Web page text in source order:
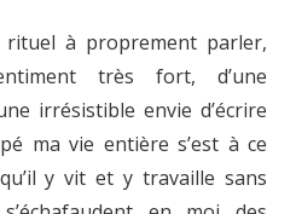
rituel à proprement parler,
très fort, d’une
irrésistible envie d’écrire
ma vie entière s’est à ce
y vit et y travaille sans